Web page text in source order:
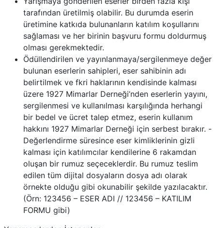
tarafından üretilmiş olabilir. Bu durumda eserin
üretimine katkıda bulunanların katılım koşullarını
sağlaması ve her birinin başvuru formu doldurmuş
olması gerekmektedir.
Ödüllendirilen ve yayınlanmaya/sergilenmeye değer
bulunan eserlerin sahipleri, eser sahibinin adı
belirtilmek ve fkri haklarının kendisinde kalması
üzere 1927 Mimarlar Derneği’nden eserlerin yayını,
sergilenmesi ve kullanılması karşılığında herhangi
bir bedel ve ücret talep etmez, eserin kullanım
hakkını 1927 Mimarlar Derneği için serbest bırakır. -
Değerlendirme süresince eser kimliklerinin gizli
kalması için katılımcılar kendilerine 6 rakamdan
oluşan bir rumuz seçeceklerdir. Bu rumuz teslim
edilen tüm dijital dosyaların dosya adı olarak
örnekte olduğu gibi okunabilir şekilde yazılacaktır.
(Örn: 123456 – ESER ADI // 123456 – KATILIM
FORMU gibi)